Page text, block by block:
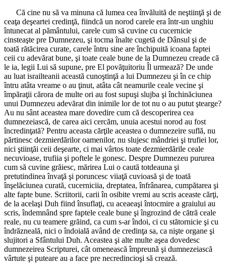
Că cine nu să va minuna că lumea cea învăluită de neştiinţă şi de
ceaţa deşeartei credinţă, fiindcă un norod carele era într-un unghiu
întunecat al pământului, carele cum să cuvine cu cucernicie
cinsteaşte pre Dumnezeu, şi tocma înalte cugetă de Dânsul şi de
toată rătăcirea curate, carele întru sine are închipuită icoana faptei
ceii cu adevărat bune, şi toate ceale bune de la Dumnezeu creade că
le ia, legii Lui să supune, pre El povăţuitoriu Îl urmează? De unde
au luat israilteanii această cunoştinţă a lui Dumnezeu şi în ce chip
întru atâta vreame o au ţinut, atâta cât neamurile ceale vecine şi
împăraţii cărora de multe ori au fost supuşi slujba şi închinăciunea
unui Dumnezeu adevărat din inimile lor de tot nu o au putut ştearge?
Au nu sânt aceastea mare dovedire cum că descoperirea cea
dumnezeiască, de carea aici cercăm, unuia acestui norod au fost
încredinţată? Pentru aceasta cărţile aceastea o dumnezeire suflă, nu
părtinesc dezmierdărilor oamenilor, nu slujesc mândriei şi trufiei lor,
nici ştiinţăi ceii deşearte, ci mai vârtos toate dezmierdările ceale
necuvioase, trufiia şi poftele le gonesc. Despre Dumnezeu pururea
cum să cuvine grăiesc, mărirea Lui o caută totdeauna şi
pretutindinea învaţă şi poruncesc viiaţă cuvioasă şi de toată
înşelăciunea curată, cucerniciia, dreptatea, înfrânarea, cumpătarea şi
alte fapte bune. Scriitorii, carii în osibite vremi au scris aceaste cărţi,
de la acelaşi Duh fiind însuflaţi, cu aceaeaşi întocmire a graiului au
scris, îndemnând spre faptele ceale bune şi îngrozind de cătră ceale
reale, nu cu teamere grăind, ca cum s-ar îndoi, ci cu stătornicie şi cu
îndrăzneală, nici o îndoială având de credinţa sa, ca nişte organe şi
slujitori a Sfântului Duh. Aceastea şi alte multe aşea dovedesc
dumnezeirea Scripturei, cât omenească împreună şi dumnezeiască
vârtute şi puteare au a face pre necredincioşi să crează.